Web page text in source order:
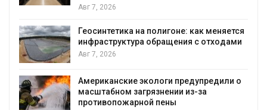
Авг 7, 2026
Геосинтетика на полигоне: как меняется
инфраструктура обращения с отходами
Авг 7, 2026
Американские экологи предупредили о
масштабном загрязнении из-за
противопожарной пены